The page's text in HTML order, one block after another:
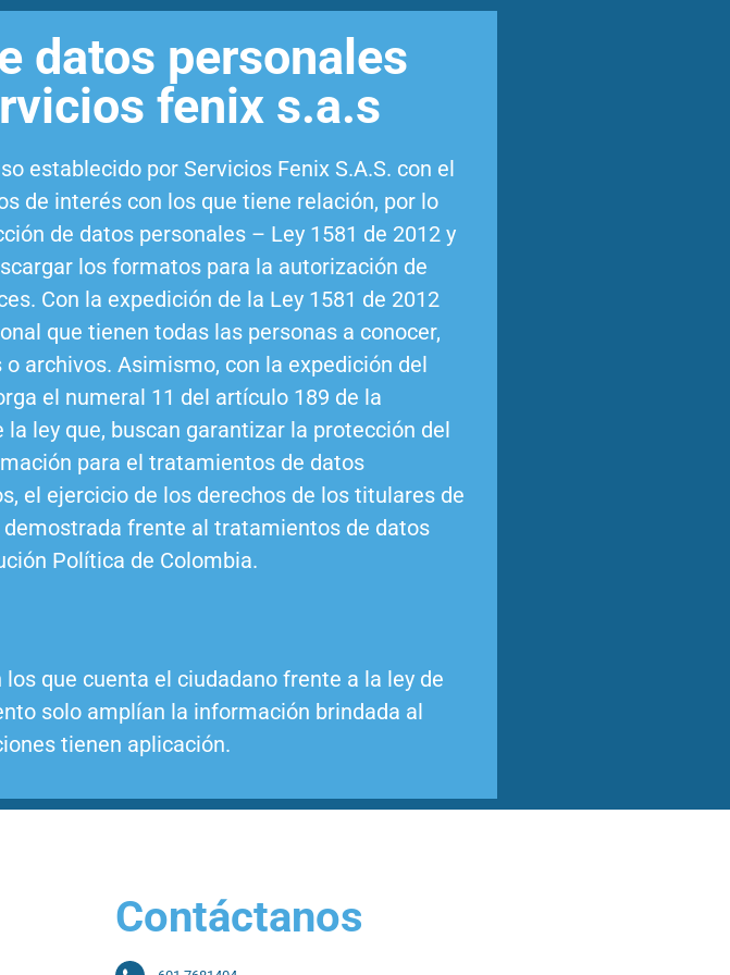
datos personales
fenix s.a.s
establecido por Servicios Fenix S.A.S. con el
de interés con los que tiene relación, por lo
de datos personales – Ley 1581 de 2012 y
los formatos para la autorización de
Con la expedición de la Ley 1581 de 2012
que tienen todas las personas a conocer,
archivos. Asimismo, con la expedición del
el numeral 11 del artículo 189 de la
ley que, buscan garantizar la protección del
para el tratamientos de datos
el ejercicio de los derechos de los titulares de
frente al tratamientos de datos
Política de Colombia.
que cuenta el ciudadano frente a la ley de
solo amplían la información brindada al
tienen aplicación.
Contáctanos